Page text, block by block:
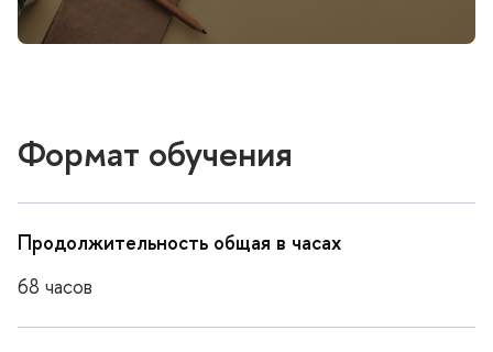
Формат обучения
Продолжительность общая в часах
68 часо